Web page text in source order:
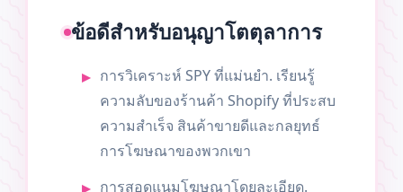
ข้อดีสำหรับอนุญาโตตุลาการ
การวิเคราะห์ SPY ที่แม่นยำ. เรียนรู้
ความลับของร้านค้า Shopify ที่ประสบ
ความสำเร็จ สินค้าขายดีและกลยุทธ์
การโฆษณาของพวกเขา
การสอดแนมโฆษณาโดยละเอียด.